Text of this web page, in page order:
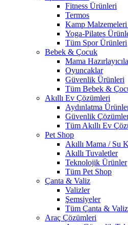
Fitness Ürünleri
Termos
Kamp
Yoga-Pilates
Tüm Spor Ürünleri
Bebek & Çocuk
Mama
Oyuncaklar
Güvenlik Ürünleri
Tüm Bebek &
Akıllı Ev Çözümleri
Aydınlatma
Güvenlik
Tüm Akıllı Ev
Pet Shop
Akıllı Mama / Su
Akıllı Tuvaletler
Teknolojik Ürünler
Tüm Pet Shop
Çanta & Valiz
Valizler
Şemsiyeler
Tüm Çanta & Valiz
Araç Çözümleri